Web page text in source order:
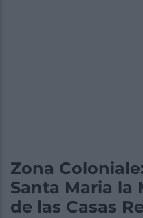
Zona
Santa Maria la
de las Casas